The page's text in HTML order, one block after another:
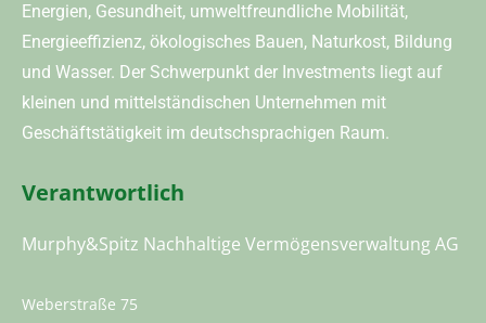
Energien, Gesundheit, umweltfreundliche Mobilität,
Energieeffizienz, ökologisches Bauen, Naturkost, Bildung
und Wasser. Der Schwerpunkt der Investments liegt auf
kleinen und mittelständischen Unternehmen mit
Geschäftstätigkeit im deutschsprachigen Raum.
Verantwortlich
Murphy&Spitz Nachhaltige Vermögensverwaltung AG
Weberstraße 75